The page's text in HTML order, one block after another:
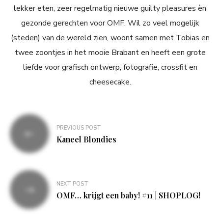
lekker eten, zeer regelmatig nieuwe guilty pleasures èn
gezonde gerechten voor OMF. Wil zo veel mogelijk
(steden) van de wereld zien, woont samen met Tobias en
twee zoontjes in het mooie Brabant en heeft een grote
liefde voor grafisch ontwerp, fotografie, crossfit en
cheesecake.
Bericht
navigatie
PREVIOUS POST
Kaneel Blondies
NEXT POST
OMF… krijgt een baby! #11 | SHOPLOG!